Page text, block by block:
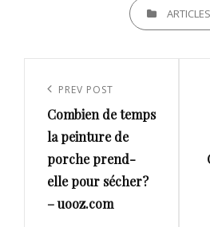
CATEGORIESARTICLES
l’article
Previous
Post
PREV POST
Combien de temps
la peinture de
porche prend-
elle pour sécher?
– uooz.com